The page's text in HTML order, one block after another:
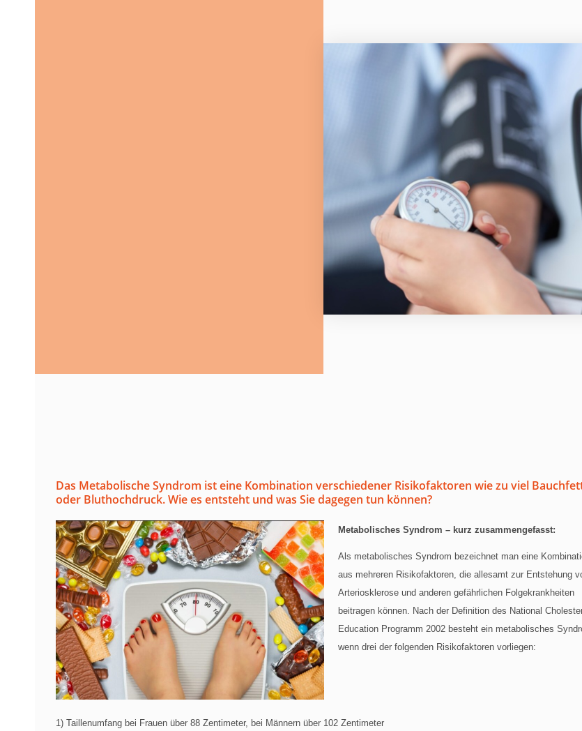
September
Das Metabolische Syndrom ist eine Kombination verschiedener Risikofaktoren wie zu viel
oder Bluthochdruck. Wie es entsteht und was Sie dagegen tun können?
Metabolisches Syndrom – kurz zusammengefasst:
Als metabolisches Syndrom bezeichnet man eine
aus mehreren Risikofaktoren, die allesamt zur Entstehung
Arteriosklerose und anderen gefährlichen Folgekrankheiten
beitragen können. Nach der Definition des National
Education Programm 2002 besteht ein metabolisches
wenn drei der folgenden Risikofaktoren vorliegen:
1) Taillenumfang bei Frauen über 88 Zentimeter, bei Männern über 102 Zentimeter